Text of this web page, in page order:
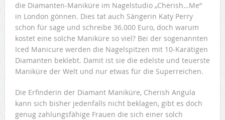
die Diamanten-Maniküre im Nagelstudio „Cherish…Me“
in London gönnen. Dies tat auch Sängerin Katy Perry
schon für sage und schreibe 36.000 Euro, doch warum
kostet eine solche Maniküre so viel? Bei der sogenannten
Iced Manicure werden die Nagelspitzen mit 10-Karätigen
Diamanten beklebt. Damit ist sie die edelste und teuerste
Maniküre der Welt und nur etwas für die Superreichen.
Die Erfinderin der Diamant Maniküre, Cherish Angula
kann sich bisher jedenfalls nicht beklagen, gibt es doch
genug zahlungsfähige Frauen die sich einer solch